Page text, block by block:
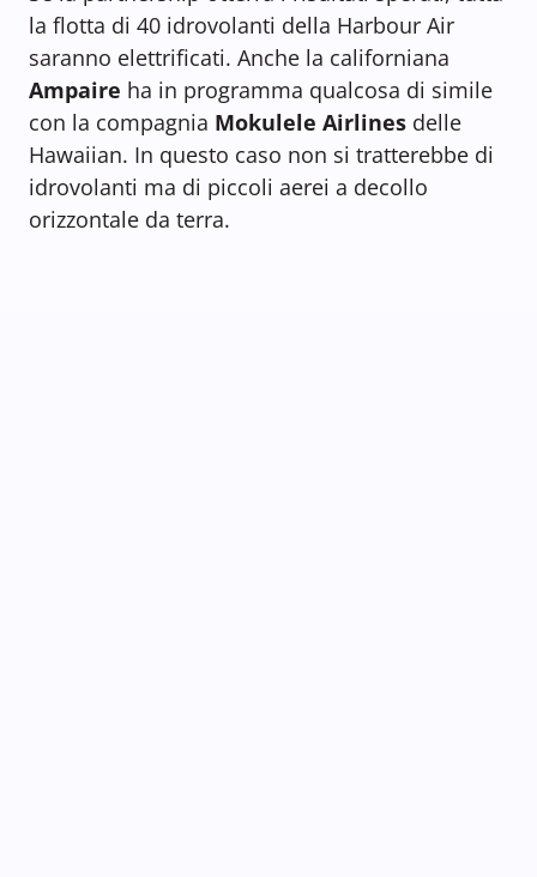
la flotta di 40 idrovolanti della Harbour Air
saranno elettrificati. Anche la californiana
Ampaire ha in programma qualcosa di simile
con la compagnia Mokulele Airlines delle
Hawaiian. In questo caso non si tratterebbe di
idrovolanti ma di piccoli aerei a decollo
orizzontale da terra.